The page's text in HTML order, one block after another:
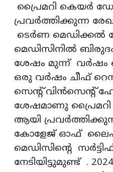
പ്രൈമറി കെയർ
പ്രവർത്തിക്കുന്ന
ടെർണ മെഡിക്കൽ
മെഡിസിനിൽ
ശേഷം മുന്ന് വർഷം
ഒരു വർഷം ചീഫ്
സെന്റ് വിൻസെന്റ്
ശേഷമാണു
ആയി
കോളേജ് ഓഫ് ലൈഫ്
മെഡിസിന്റെ
നേടിയിട്ടുമുണ്ട് .